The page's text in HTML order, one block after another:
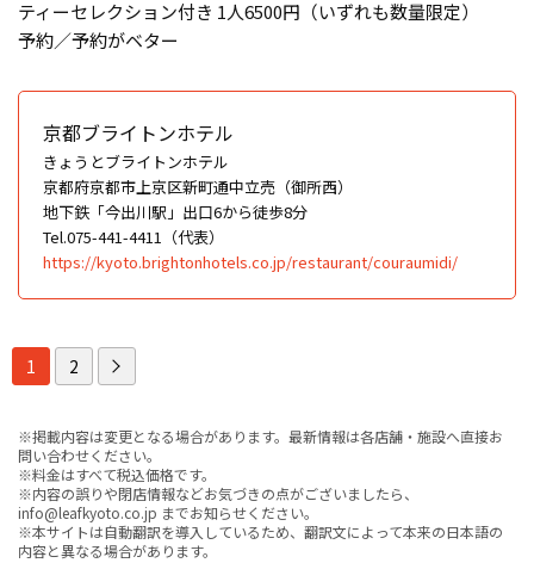
ティーセレクション付き 1人6500円（いずれも数量限定）
予約／予約がベター
京都ブライトンホテル
きょうとブライトンホテル
京都府京都市上京区新町通中立売（御所西）
地下鉄「今出川駅」出口6から徒歩8分
Tel.075-441-4411（代表）
https://kyoto.brightonhotels.co.jp/restaurant/couraumidi/
1 2
※掲載内容は変更となる場合があります。最新情報は各店舗・施設へ直接お
問い合わせください。
※料金はすべて税込価格です。
※内容の誤りや閉店情報などお気づきの点がございましたら、
info@leafkyoto.co.jp までお知らせください。
※本サイトは自動翻訳を導入しているため、翻訳文によって本来の日本語の
内容と異なる場合があります。